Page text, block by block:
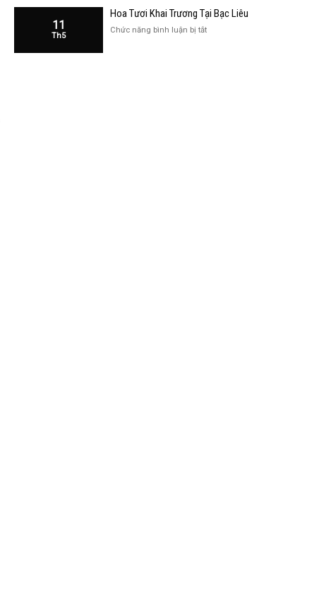
Bạc
Liêu
Khai
11
Th5
Hoa Tươi Khai Trương Tại Bạc Liêu
Chức năng bình luận bị tắtở